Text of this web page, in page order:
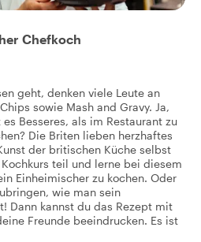
Chefkoch
geht, denken viele Leute an
sowie Mash and Gravy. Ja,
Besseres, als im Restaurant zu
Die Briten lieben herzhaftes
der britischen Küche selbst
teil und lerne bei diesem
Einheimischer zu kochen. Oder
wie man sein
Dann kannst du das Rezept mit
Freunde beeindrucken. Es ist